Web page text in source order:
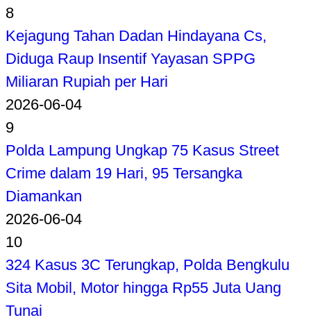
8
Kejagung Tahan Dadan Hindayana Cs,
Diduga Raup Insentif Yayasan SPPG
Miliaran Rupiah per Hari
2026-06-04
9
Polda Lampung Ungkap 75 Kasus Street
Crime dalam 19 Hari, 95 Tersangka
Diamankan
2026-06-04
10
324 Kasus 3C Terungkap, Polda Bengkulu
Sita Mobil, Motor hingga Rp55 Juta Uang
Tunai